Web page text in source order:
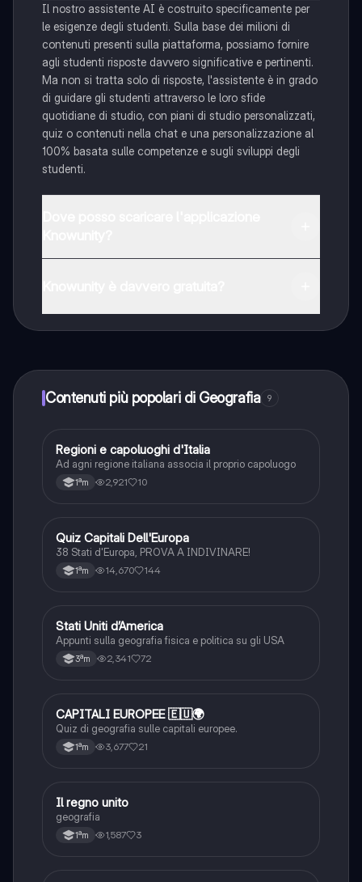
Il nostro assistente AI è costruito specificamente per
le esigenze degli studenti. Sulla base dei milioni di
contenuti presenti sulla piattaforma, possiamo fornire
agli studenti risposte davvero significative e pertinenti.
Ma non si tratta solo di risposte, l'assistente è in grado
di guidare gli studenti attraverso le loro sfide
quotidiane di studio, con piani di studio personalizzati,
quiz o contenuti nella chat e una personalizzazione al
100% basata sulle competenze e sugli sviluppi degli
studenti.
Knowunity Premium, che consente di studiare senza
Contenuti più popolari di Geografia 9
RGeografia
Regioni e capoluoghi d'Italia
Ad agni regione italiana associa il proprio capoluogo
1ªm 2,921 10
QGeografia
Quiz Capitali Dell'Europa
38 Stati d'Europa, PROVA A INDIVINARE!
1ªm 14,670 144
Geografia
Stati Uniti d’America
Appunti sulla geografia fisica e politica su gli USA
3ªm 2,341 72
CGeografia
CAPITALI EUROPEE 🇪🇺🌍
Quiz di geografia sulle capitali europee.
1ªm 3,677 21
IGeografia
Il regno unito
geografia
1ªm 1,587 3